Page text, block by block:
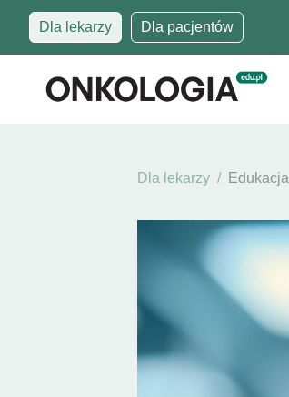
Dla lekarzy Dla pacjentów
Dla lekarzy Edukacja